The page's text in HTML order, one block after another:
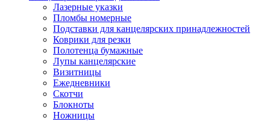
Лазерные указки
Пломбы номерные
Подставки для канцелярских принадлежностей
Коврики для резки
Полотенца бумажные
Лупы канцелярские
Визитницы
Ежедневники
Скотчи
Блокноты
Ножницы